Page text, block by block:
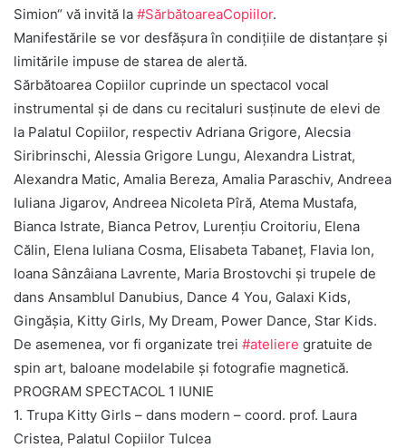
Simion“ vă invită la #SărbătoareaCopiilor.
Manifestările se vor desfășura în condițiile de distanțare și
limitările impuse de starea de alertă.
Sărbătoarea Copiilor cuprinde un spectacol vocal
instrumental și de dans cu recitaluri susținute de elevi de
la Palatul Copiilor, respectiv Adriana Grigore, Alecsia
Siribrinschi, Alessia Grigore Lungu, Alexandra Listrat,
Alexandra Matic, Amalia Bereza, Amalia Paraschiv, Andreea
Iuliana Jigarov, Andreea Nicoleta Pîră, Atema Mustafa,
Bianca Istrate, Bianca Petrov, Lurențiu Croitoriu, Elena
Călin, Elena Iuliana Cosma, Elisabeta Tabaneț, Flavia Ion,
Ioana Sânzâiana Lavrente, Maria Brostovchi și trupele de
dans Ansamblul Danubius, Dance 4 You, Galaxi Kids,
Gingășia, Kitty Girls, My Dream, Power Dance, Star Kids.
De asemenea, vor fi organizate trei #ateliere gratuite de
spin art, baloane modelabile și fotografie magnetică.
PROGRAM SPECTACOL 1 IUNIE
1. Trupa Kitty Girls – dans modern – coord. prof. Laura
Cristea, Palatul Copiilor Tulcea